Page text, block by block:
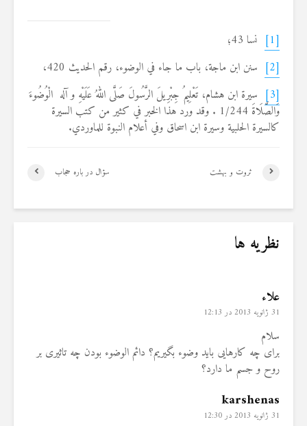
[1]
نسا 43؛
[2]
سنن ابن ماجة، باب ما جاء في الوضوء، رقم الحديث 420،
[3]
سيرة ابن هشام، تَعْلِيمُ جِبْرِيلَ الرَّسُولَ صَلَّى اللهُ عَلَيْهِ و آله الْوُضُوءَ
وَالصَّلَاةَ 1/244 . وقد ورد هذا الخبر في كثير من كتب السيرة
كالسيرة الحلبية وسيرة ابن اسحاق وفي أعلام النبوة للماوردي.
سؤال در باره حجاب ثروت و بهشت
نظریه ها
علاء
31 ژانویه 2013 در 12:13
سلام
برای چه کارهایی باید وضوء بگیریم؟ دائم الوضوء بودن چه تاثیری بر
روح و جسم ما دارد؟
karshenas
31 ژانویه 2013 در 12:30